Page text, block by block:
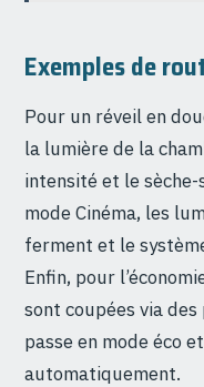
Exemples de
Pour un réveil en
la lumière de la
intensité et le
mode Cinéma, les
ferment et le
Enfin, pour
sont coupées via
passe en mode éco
automatiquement.